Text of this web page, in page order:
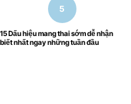
15 Dấu hiệu mang thai sớm dễ nhận
biết nhất ngay những tuần đầu